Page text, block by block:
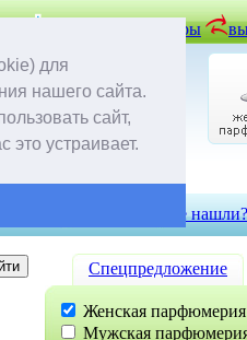
для
нашего сайта.
сайт,
это устраивает.
отложенные товары
не нашли?
Cпецпредложение
Женская парфюмерия
Мужская